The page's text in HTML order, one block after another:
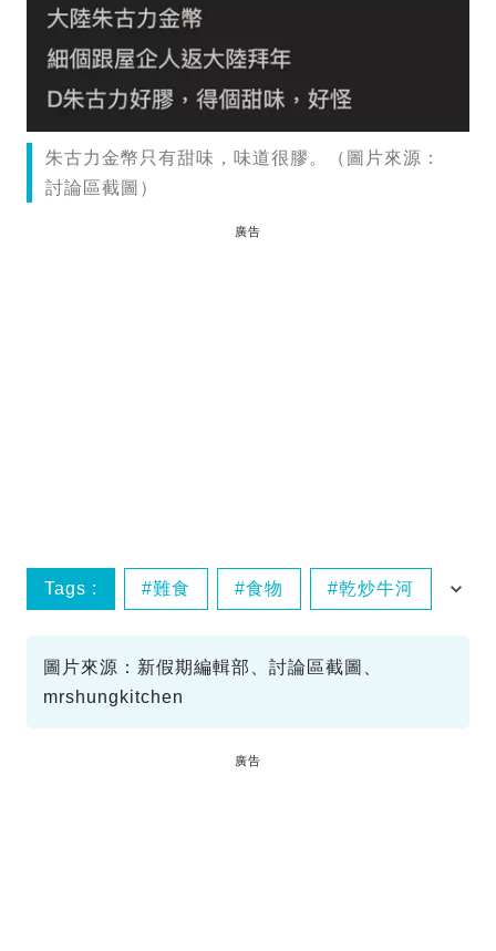
朱古力金幣只有甜味，味道很膠。（圖片來源：
討論區截圖）
廣告
Tags : 難食 食物 乾炒牛河
圖片來源：新假期編輯部、討論區截圖、
mrshungkitchen
廣告